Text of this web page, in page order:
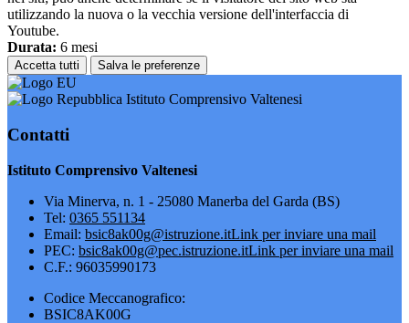
utilizzando la nuova o la vecchia versione dell'interfaccia di
Youtube.
Durata: 6 mesi
Accetta tutti Salva le preferenze
Istituto Comprensivo Valtenesi
Contatti
Istituto Comprensivo Valtenesi
Via Minerva, n. 1 - 25080 Manerba del Garda (BS)
Tel: 0365 551134
Email: bsic8ak00g@istruzione.itLink per inviare una mail
PEC: bsic8ak00g@pec.istruzione.itLink per inviare una mail
C.F.: 96035990173
Codice Meccanografico:
BSIC8AK00G